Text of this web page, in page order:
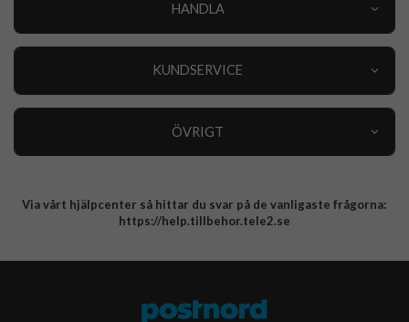
HANDLA
KUNDSERVICE
ÖVRIGT
Integritetspolicy
Via vårt hjälpcenter så hittar du svar på de vanligaste frågorna:
https://help.tillbehor.tele2.se